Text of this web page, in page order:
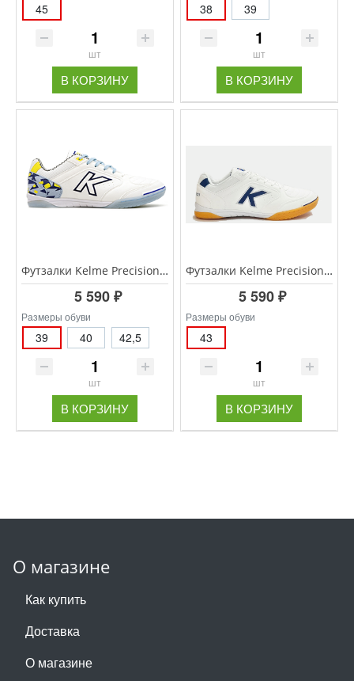
45
шт
В КОРЗИНУ
38 39
шт
В КОРЗИНУ
Футзалки Kelme Precision 55211-359
5 590 ₽
Размеры обуви
39 40 42,5
шт
В КОРЗИНУ
Футзалки Kelme Precision 55211-136
5 590 ₽
Размеры обуви
43
шт
В КОРЗИНУ
О магазине
Как купить
Доставка
О магазине